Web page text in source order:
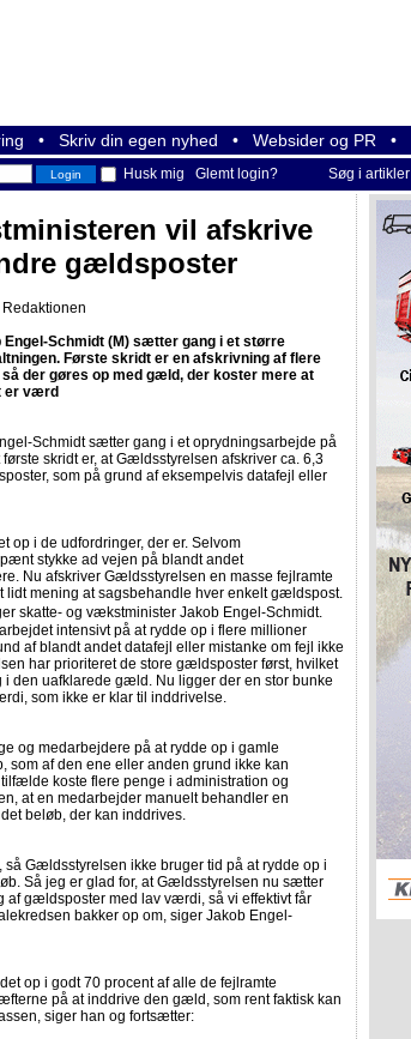
• Skriv din egen nyhed • Websider og PR •
Husk mig Glemt login? Søg i artikler
vil afskrive
gældsposter
Redaktionen
Schmidt (M) sætter gang i et større
Første skridt er en afskrivning af flere
der gøres op med gæld, der koster mere at
er værd
Schmidt sætter gang i et oprydningsarbejde på
skridt er, at Gældsstyrelsen afskriver ca. 6,3
som på grund af eksempelvis datafejl eller
op i de udfordringer, der er. Selvom
stykke ad vejen på blandt andet
Nu afskriver Gældsstyrelsen en masse fejlramte
lidt mening at sagsbehandle hver enkelt gældspost.
skatte- og vækstminister Jakob Engel-Schmidt.
intensivt på at rydde op i flere millioner
af blandt andet datafejl eller mistanke om fejl ikke
har prioriteret de store gældsposter først, hvilket
i den uafklarede gæld. Nu ligger der en stor bunke
som ikke er klar til inddrivelse.
og medarbejdere på at rydde op i gamle
som af den ene eller anden grund ikke kan
koste flere penge i administration og
at en medarbejder manuelt behandler en
beløb, der kan inddrives.
Gældsstyrelsen ikke bruger tid på at rydde op i
Så jeg er glad for, at Gældsstyrelsen nu sætter
af gældsposter med lav værdi, så vi effektivt får
bakker op om, siger Jakob Engel-
op i godt 70 procent af alle de fejlramte
på at inddrive den gæld, som rent faktisk kan
siger han og fortsætter: